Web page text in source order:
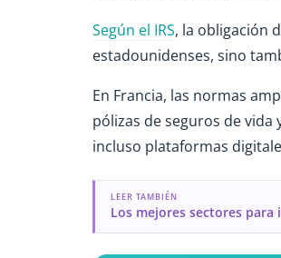
Según el IRS, la obligación
estadounidenses, sino
En Francia, las normas
pólizas de seguros de
incluso plataformas
LEER TAMBIÉN
Los mejores sectores